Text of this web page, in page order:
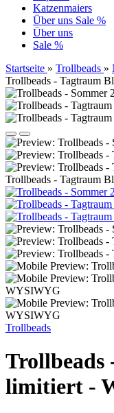
Katzenmaiers
Über uns Sale %
Über uns
Sale %
Startseite » Trollbeads »
Trollbeads - Tagtraum
Trollbeads - Tagtraum
Trollbeads
Trollbeads
limitiert -